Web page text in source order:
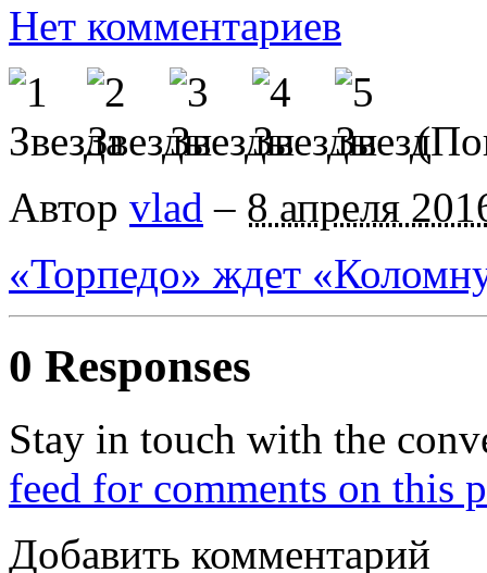
Нет комментариев
Автор vlad – 8 апреля
«Торпедо» ждет
0 Responses
Stay in touch with the
feed for comments on this
Добавить комментарий